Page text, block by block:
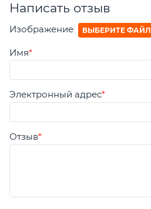
Написать отзыв
Изображение ВЫБЕРИТЕ ФАЙЛ
Имя
Электронный адрес
Отзыв